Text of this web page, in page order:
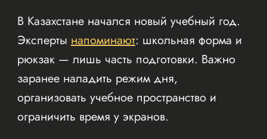
В Казахстане начался новый учебный год.
Экспертынапоминают: школьная форма и
рюкзак — лишь часть подготовки. Важно
заранее наладить режим дня,
организовать учебное пространство и
ограничить время у экранов.